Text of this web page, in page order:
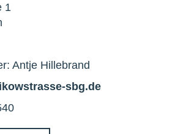
1
Antje Hillebrand
sbg.de